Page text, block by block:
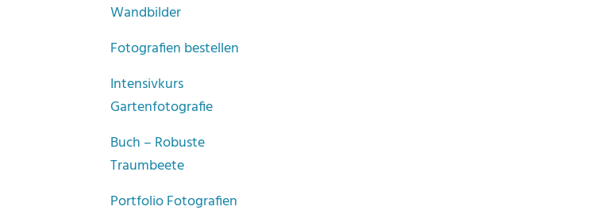
Wandbilder
Fotografien bestellen
Intensivkurs
Gartenfotografie
Buch – Robuste
Traumbeete
Portfolio Fotografien